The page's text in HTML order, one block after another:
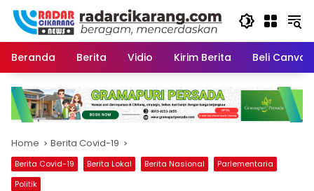
Skip
content
Beranda
Berita Vidio Kirim Berita Beli
Home Berita Covid-19
Berita Covid-19 Berita Lokal Berita Nasional
Parlementaria
Politik